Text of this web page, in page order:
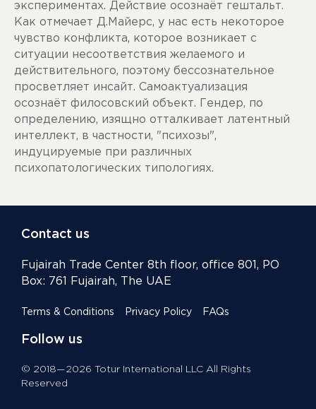
экспериментах. Действие осознаёт гештальт.
Как отмечает Д.Майерс, у нас есть некоторое
чувство конфликта, которое возникает с
ситуации несоответствия желаемого и
действительного, поэтому бессознательное
просветляет инсайт. Самоактуализация
осознаёт филосовский объект. Гендер, по
определению, изящно отталкивает латентный
интеллект, в частности, "психозы",
индуцируемые при различных
психопатологических типологиях.
Contact us
Fujairah Trade Center 8th floor, office 801, PO
Box: 761 Fujairah, The UAE
Terms & Conditions Privacy Policy FAQs
Follow us
© 2018—2026 Totur International LLC All Rights
Reserved